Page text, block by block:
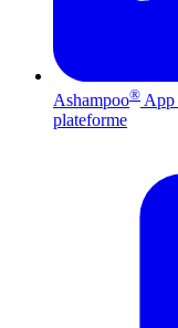
Ashampoo® App
plateforme